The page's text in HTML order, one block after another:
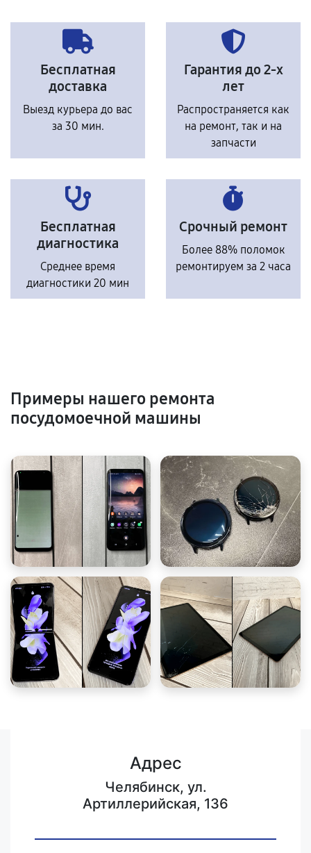
Бесплатная
доставка
Выезд курьера до вас
за 30 мин.
Гарантия до 2-х
лет
Распространяется как
на ремонт, так и на
запчасти
Бесплатная
диагностика
Среднее время
диагностики 20 мин
Срочный ремонт
Более 88% поломок
ремонтируем за 2 часа
Примеры нашего ремонта
посудомоечной машины
Адрес
Челябинск, ул.
Артиллерийская, 136